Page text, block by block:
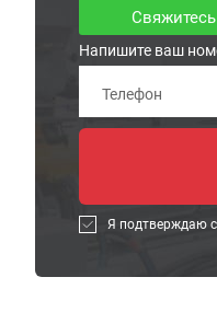
Напишите ваш
Я подтверждаю